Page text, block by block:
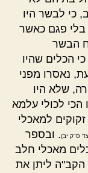
כי לבשר היו
בלי פגם כאשר
הבשר
הכלים שהיו
נאסרו מפני
שלא היו
לכולי עלמא
זקוקים למאכלי
ס"ק יב). ובספר
מאכלי חלב
הקב"ה ליתן את